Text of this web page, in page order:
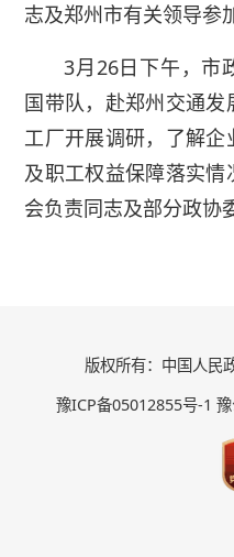
志及郑州市有关领导参
3月26日下午，市
国带队，赴郑州交通
工厂开展调研，了解
及职工权益保障落实
会负责同志及部分政协
版权所有：中国人民
豫ICP备05012855号-1